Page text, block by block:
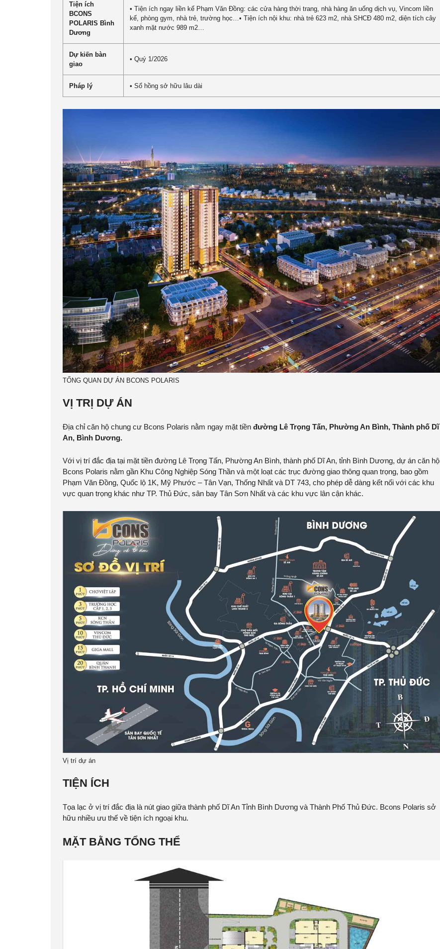
Tiện ích
BCONS
POLARIS Bình
Dương
• Tiện ích ngay liền kế Phạm Văn Đồng: các cửa hàng thời trang, nhà hàng ăn uống dịch vụ, Vincom liền
kế, phòng gym, nhà trẻ, trường học…• Tiện ích nội khu: nhà trẻ 623 m2, nhà SHCĐ 480 m2, diện tích cây
xanh mặt nước 989 m2…
Dự kiến bàn
giao
• Quý 1/2026
Pháp lý • Sổ hồng sở hữu lâu dài
TỔNG QUAN DỰ ÁN BCONS POLARIS
VỊ TRỊ DỰ ÁN
Địa chỉ căn hộ chung cư Bcons Polaris nằm ngay mặt tiền đường Lê Trọng Tấn, Phường An Bình, Thành phố Dĩ
An, Bình Dương.
Với vị trí đắc địa tại mặt tiền đường Lê Trọng Tấn, Phường An Bình, thành phố Dĩ An, tỉnh Bình Dương, dự án căn hộ
Bcons Polaris nằm gần Khu Công Nghiệp Sóng Thần và một loạt các trục đường giao thông quan trọng, bao gồm
Phạm Văn Đồng, Quốc lộ 1K, Mỹ Phước – Tân Vạn, Thống Nhất và DT 743, cho phép dễ dàng kết nối với các khu
vực quan trọng khác như TP. Thủ Đức, sân bay Tân Sơn Nhất và các khu vực lân cận khác.
Vị trí dự án
TIỆN ÍCH
Tọa lạc ở vị trí đắc địa là nút giao giữa thành phố Dĩ An Tỉnh Bình Dương và Thành Phố Thủ Đức. Bcons Polaris sở
hữu nhiều ưu thế về tiện ích ngoại khu.
MẶT BẰNG TỔNG THỂ